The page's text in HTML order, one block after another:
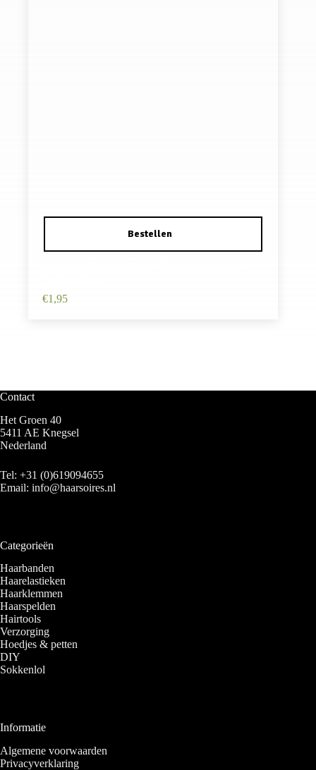
€1,95
Contact
Het Groen 40
5411 AE Knegsel
Nederland
Tel: +31 (0)619094655
Email: info@haarsoires.nl
Categorieën
Haarbanden
Haarelastieken
Haarklemmen
Haarspelden
Hairtools
Verzorging
Hoedjes & petten
DIY
Sokkenlol
Informatie
Algemene voorwaarden
Privacyverklaring